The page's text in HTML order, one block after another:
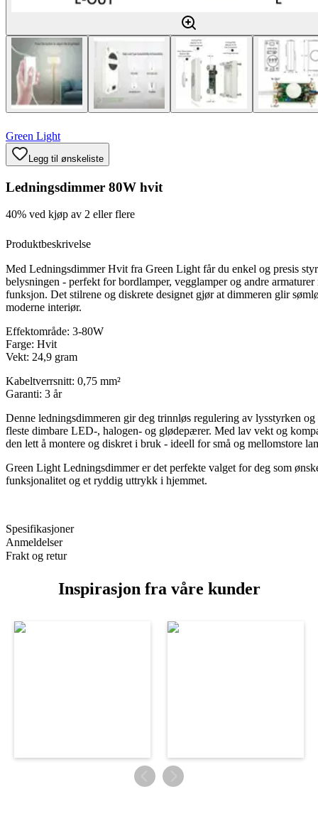
Green Light
Legg til ønskeliste
Ledningsdimmer 80W hvit
40% ved kjøp av 2 eller flere
Produktbeskrivelse
Med Ledningsdimmer Hvit fra Green Light får du enkel og presis
belysningen - perfekt for bordlamper, vegglamper og andre armaturer
funksjon. Det stilrene og diskrete designet gjør at dimmeren glir
moderne interiør.
Effektområde: 3-80W
Farge: Hvit
Vekt: 24,9 gram
Kabeltverrsnitt: 0,75 mm²
Garanti: 3 år
Denne ledningsdimmeren gir deg trinnløs regulering av lysstyrken og
fleste dimbare LED-, halogen- og glødepærer. Med lav vekt og
den lett å montere og diskret i bruk - ideell for små og mellomstore
Green Light Ledningsdimmer er det perfekte valget for deg som
funksjonalitet og et ryddig uttrykk i hjemmet.
Spesifikasjoner
Anmeldelser
Frakt og retur
Inspirasjon fra våre kunder